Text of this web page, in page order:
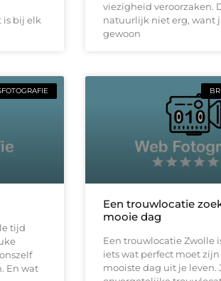
is bij elk
viezigheid veroorzaken.
natuurlijk niet erg, want
gewoon
tijd
En wat
Een trouwlocatie
mooie dag
Een trouwlocatie Zwolle
iets wat perfect moet zijn
mooiste dag uit je leven.